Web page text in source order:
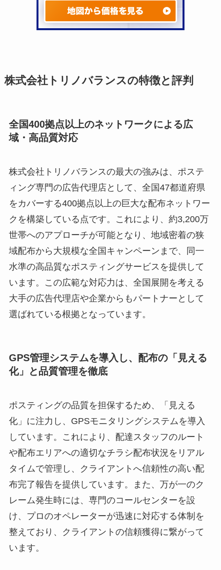
株式会社トリノバランスの特徴と評判
全国400拠点以上のネットワークによる広
域・高品質対応
株式会社トリノバランスの最大の強みは、ポステ
ィング専門の広告代理店として、全国47都道府県
をカバーする400拠点以上の巨大な配布ネットワー
クを構築している点です。これにより、約3,200万
世帯へのアプローチが可能となり、地域密着の狭
域配布から大規模な全国キャンペーンまで、同一
水準の高品質なポスティングサービスを提供して
います。この広範な対応力は、全国展開を考える
大手の広告代理店や企業からもパートナーとして
選ばれている根拠となっています。
GPS管理システムを導入し、配布の「見える
化」と品質管理を徹底
ポスティングの品質を担保するため、「見える
化」に注力し、GPSモニタリングシステムを導入
しています。これにより、配達スタッフのルート
や配布エリアへの適切なチラシ配布状況をリアル
タイムで管理し、クライアントへ信頼性の高い配
布完了報告を提供しています。また、万が一のク
レーム発生時には、専門のコールセンターを設
け、プロのオペレーターが迅速に対応する体制を
整えており、クライアントの信頼獲得に繋がって
います。